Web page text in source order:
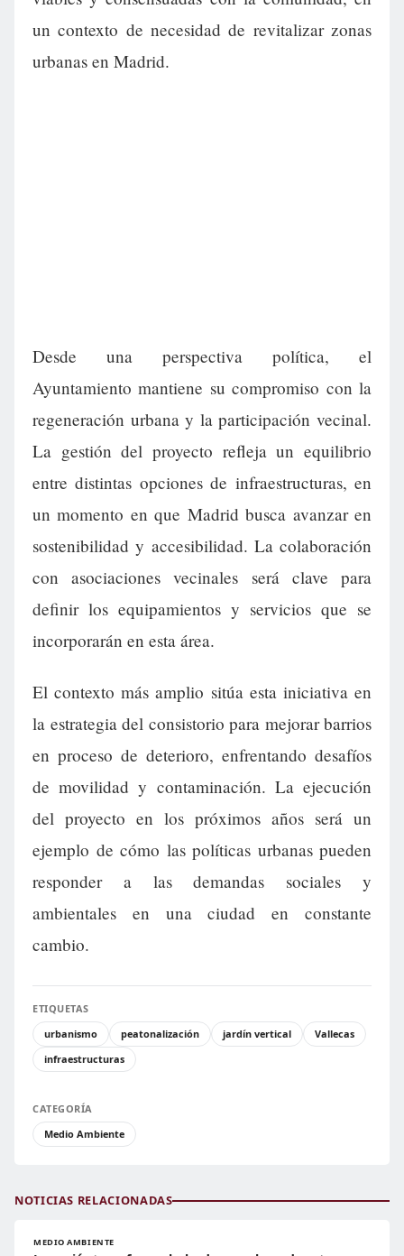
un contexto de necesidad de revitalizar zonas
urbanas en Madrid.
Desde una perspectiva política, el
Ayuntamiento mantiene su compromiso con la
regeneración urbana y la participación vecinal.
La gestión del proyecto refleja un equilibrio
entre distintas opciones de infraestructuras, en
un momento en que Madrid busca avanzar en
sostenibilidad y accesibilidad. La colaboración
con asociaciones vecinales será clave para
definir los equipamientos y servicios que se
incorporarán en esta área.
El contexto más amplio sitúa esta iniciativa en
la estrategia del consistorio para mejorar barrios
en proceso de deterioro, enfrentando desafíos
de movilidad y contaminación. La ejecución
del proyecto en los próximos años será un
ejemplo de cómo las políticas urbanas pueden
responder a las demandas sociales y
ambientales en una ciudad en constante
cambio.
ETIQUETAS
urbanismo
peatonalización jardín vertical
Vallecas
infraestructuras
CATEGORÍA
Medio Ambiente
NOTICIAS RELACIONADAS
MEDIO AMBIENTE